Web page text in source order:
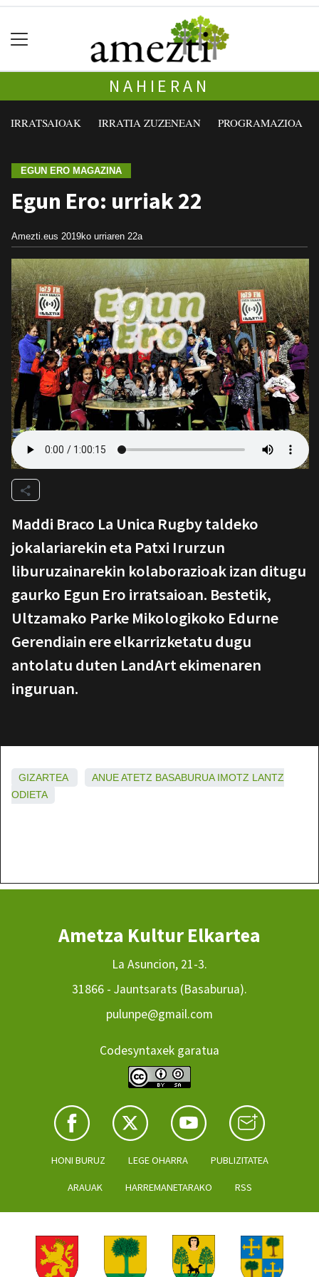
NAHIERAN
IRRATSAIOAK IRRATIA ZUZENEAN PROGRAMAZIOA
EGUN ERO MAGAZINA
Egun Ero: urriak 22
Amezti.eus 2019ko urriaren 22a
Maddi Braco La Unica Rugby taldeko
jokalariarekin eta Patxi Irurzun
liburuzainarekin kolaborazioak izan ditugu
gaurko Egun Ero irratsaioan. Bestetik,
Ultzamako Parke Mikologikoko Edurne
Gerendiain ere elkarrizketatu dugu
antolatu duten LandArt ekimenaren
inguruan.
GIZARTEA ANUEATETZ BASABURUA IMOTZ LANTZ
ODIETA
Ametza Kultur Elkartea
La Asuncion, 21-3.
31866 - Jauntsarats (Basaburua).
pulunpe@gmail.com
Codesyntaxek garatua
HONI BURUZ LEGE OHARRA PUBLIZITATEA
ARAUAK HARREMANETARAKO RSS